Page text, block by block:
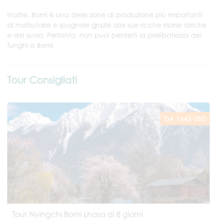
Inoltre, Bomi è una delle zone di produzione più importanti
di matsutake e spugnole grazie alle sue ricche risorse idriche
e del suolo. Pertanto, non puoi perderti la prelibatezza dei
funghi a Bomi.
Tour Consigliati
DA 1645 USD
Tour Nyingchi Bomi Lhasa di 8 giorni